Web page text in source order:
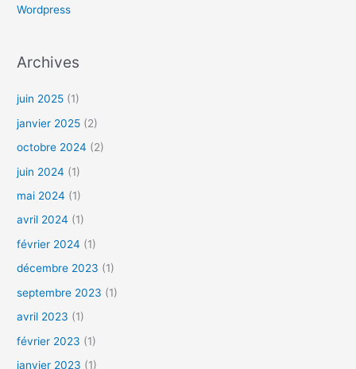
Wordpress
Archives
juin 2025 (1)
janvier 2025 (2)
octobre 2024 (2)
juin 2024 (1)
mai 2024 (1)
avril 2024 (1)
février 2024 (1)
décembre 2023 (1)
septembre 2023 (1)
avril 2023 (1)
février 2023 (1)
janvier 2023 (1)